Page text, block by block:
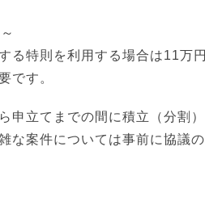
る特則を利用する場合は11万
です。
申立てまでの間に積立（分割
な案件については事前に協議